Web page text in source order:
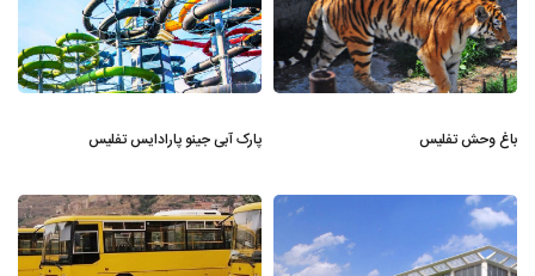
باغ وحش تفلیس پارک آبی جینو پارادایس تفلیس